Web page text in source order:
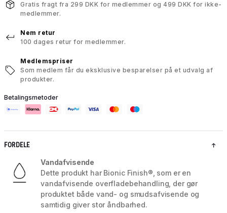
Gratis fragt fra 299 DKK for medlemmer og 499 DKK for ikke-
medlemmer.
Nem retur
100 dages retur for medlemmer.
Medlemspriser
Som medlem får du eksklusive besparelser på et udvalg af
produkter.
Betalingsmetoder
FORDELE
Vandafvisende
Dette produkt har Bionic Finish®, som er en
vandafvisende overfladebehandling, der gør
produktet både vand- og smudsafvisende og
samtidig giver stor åndbarhed.